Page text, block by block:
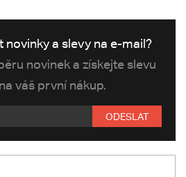
novinky a slevy na e-mail?
novinek a získejte slevu
váš první nákup.
ODESLAT